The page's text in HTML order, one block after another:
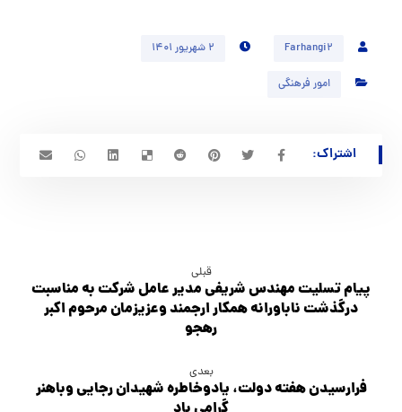
Farhangi2 ۲ شهریور ۱۴۰۱
امور فرهنگی
قبلی
پیام تسلیت مهندس شریفی مدیر عامل شرکت به مناسبت
درگذشت ناباورانه همکار ارجمند وعزیزمان مرحوم اکبر
رهجو
بعدی
فرارسیدن هفته دولت، یادوخاطره شهیدان رجایی وباهنر